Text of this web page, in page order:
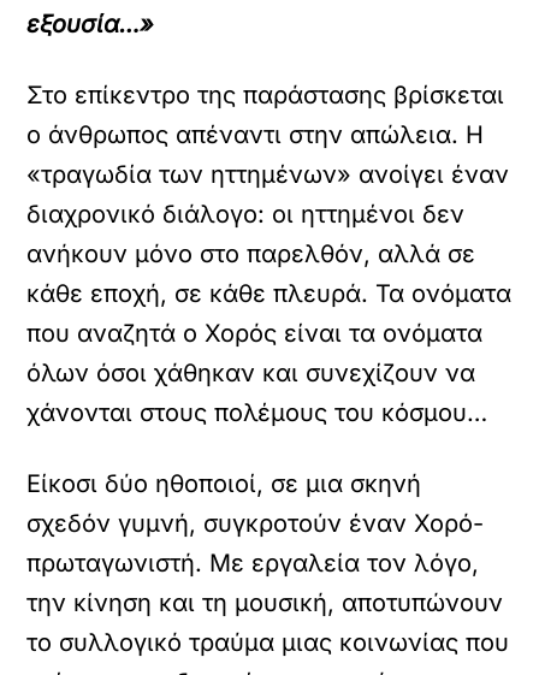
εξουσία…»
Στο επίκεντρο της παράστασης βρίσκεται
ο άνθρωπος απέναντι στην απώλεια. Η
«τραγωδία των ηττημένων» ανοίγει έναν
διαχρονικό διάλογο: οι ηττημένοι δεν
ανήκουν μόνο στο παρελθόν, αλλά σε
κάθε εποχή, σε κάθε πλευρά. Τα ονόματα
που αναζητά ο Χορός είναι τα ονόματα
όλων όσοι χάθηκαν και συνεχίζουν να
χάνονται στους πολέμους του κόσμου…
Είκοσι δύο ηθοποιοί, σε μια σκηνή
σχεδόν γυμνή, συγκροτούν έναν Χορό-
πρωταγωνιστή. Με εργαλεία τον λόγο,
την κίνηση και τη μουσική, αποτυπώνουν
το συλλογικό τραύμα μιας κοινωνίας που